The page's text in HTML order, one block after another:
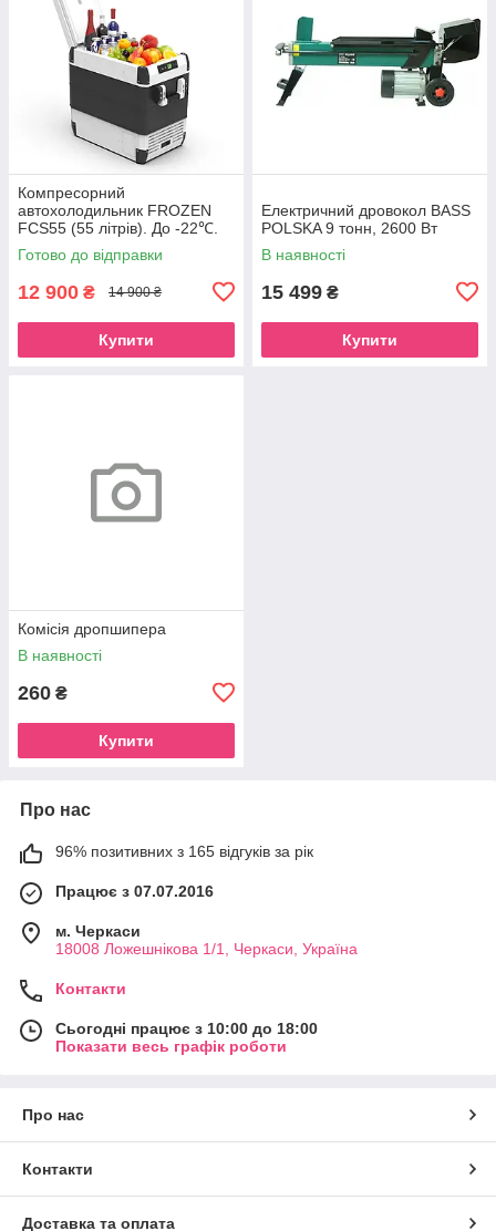
Компресорний
автохолодильник FROZEN
FCS55 (55 літрів). До -22℃.
Живлення 12, 24, 220 вольт
Готово до відправки
12 900 ₴ 14 900 ₴
Купити
Електричний дровокол BASS
POLSKA 9 тонн, 2600 Вт
В наявності
15 499 ₴
Купити
Комісія дропшипера
В наявності
260 ₴
Купити
Про нас
96% позитивних з 165 відгуків за рік
Працює з 07.07.2016
м. Черкаси
18008 Ложешнікова 1/1, Черкаси, Україна
Контакти
Сьогодні працює з 10:00 до 18:00
Показати весь графік роботи
Про нас
Контакти
Доставка та оплата